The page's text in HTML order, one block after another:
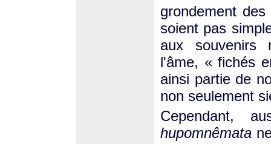
grondement des
soient pas
aux souvenirs
l'âme, « fichés
ainsi partie de
non seulement
Cependant,
hupomnêmata